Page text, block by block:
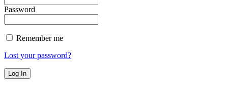
Password
Remember me
Lost your password?